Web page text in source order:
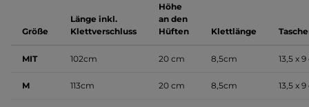
Größe
Länge inkl.
Klettverschluss
Höhe
an den
Hüften
Klettlänge
MIT 102cm 20 cm 8,5cm 13,5 x
M 113cm 20 cm 8,5cm 13,5 x